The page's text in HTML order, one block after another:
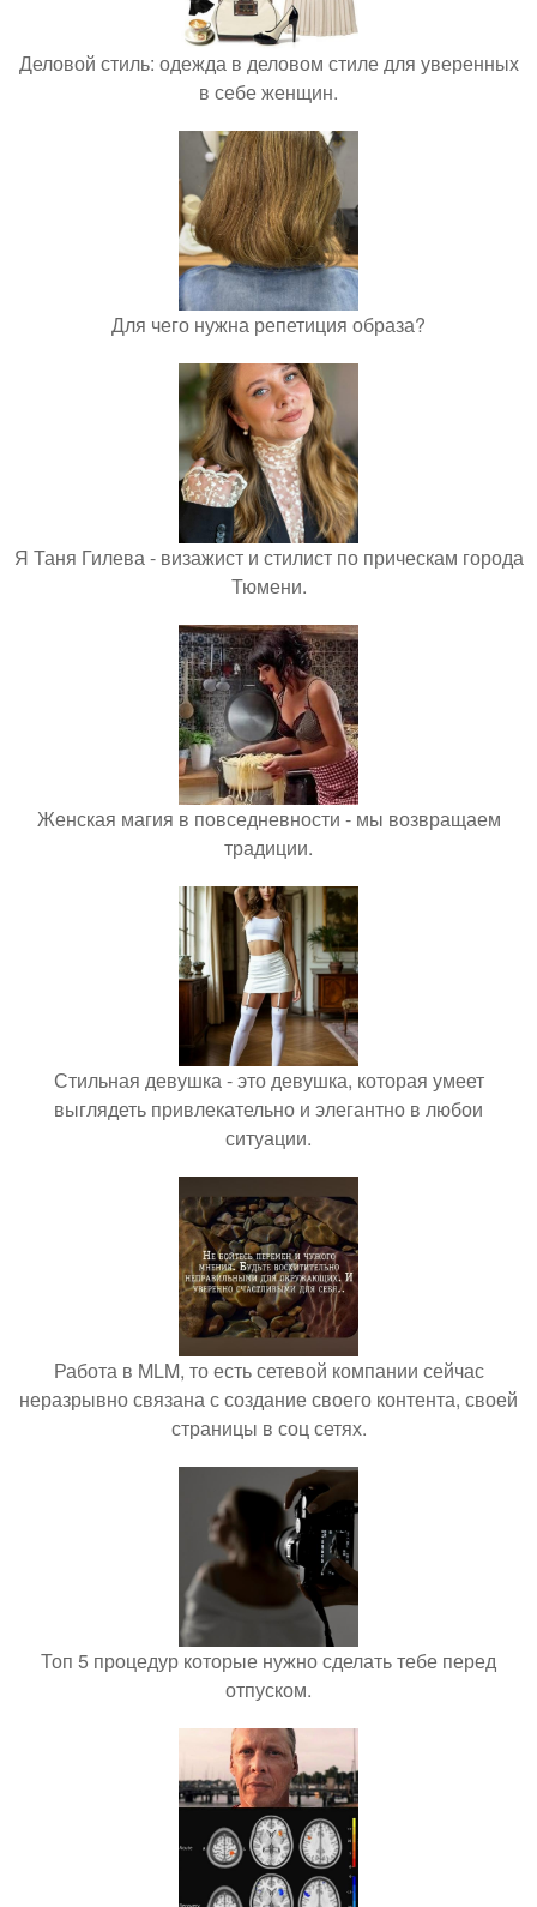
Деловой стиль: одежда в деловом стиле для уверенных
в себе женщин.
Для чего нужна репетиция образа?
Я Таня Гилева - визажист и стилист по прическам города
Тюмени.
Женская магия в повседневности - мы возвращаем
традиции.
Стильная девушка - это девушка, которая умеет
выглядеть привлекательно и элегантно в любои
ситуации.
Работа в MLM, то есть сетевой компании сейчас
неразрывно связана с создание своего контента, своей
страницы в соц сетях.
Топ 5 процедур которые нужно сделать тебе перед
отпуском.